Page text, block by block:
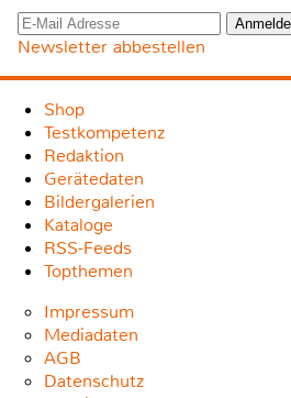
Newsletter abbestellen
Shop
Testkompetenz
Redaktion
Gerätedaten
Bildergalerien
Kataloge
RSS-Feeds
Topthemen
Impressum
Mediadaten
AGB
Datenschutz